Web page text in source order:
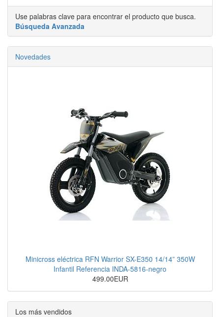
Use palabras clave para encontrar el producto que busca.
Búsqueda Avanzada
Novedades
Minicross eléctrica RFN Warrior SX-E350 14/14” 350W
Infantil Referencia INDA-5816-negro
499.00EUR
Los más vendidos